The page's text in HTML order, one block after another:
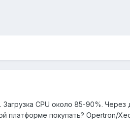
CPU около 85-90%.
платформе покупать? Opertron/